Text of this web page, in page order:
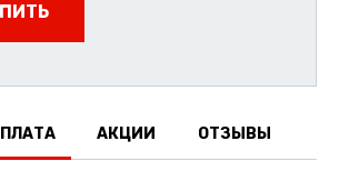
АКЦИИ ОТЗЫВЫ